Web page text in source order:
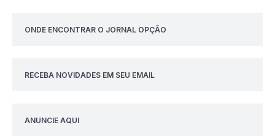
ONDE ENCONTRAR O JORNAL OPÇÃO
RECEBA NOVIDADES EM SEU EMAIL
ANUNCIE AQUI